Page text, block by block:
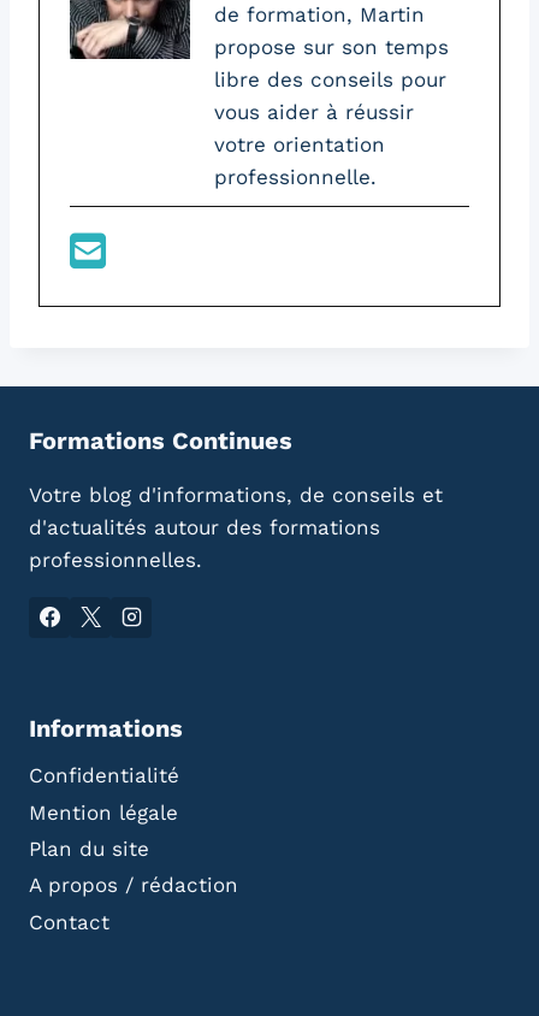
de formation, Martin
propose sur son temps
libre des conseils pour
vous aider à réussir
votre orientation
professionnelle.
Formations Continues
Votre blog d'informations, de conseils et
d'actualités autour des formations
professionnelles.
Informations
Confidentialité
Mention légale
Plan du site
A propos / rédaction
Contact